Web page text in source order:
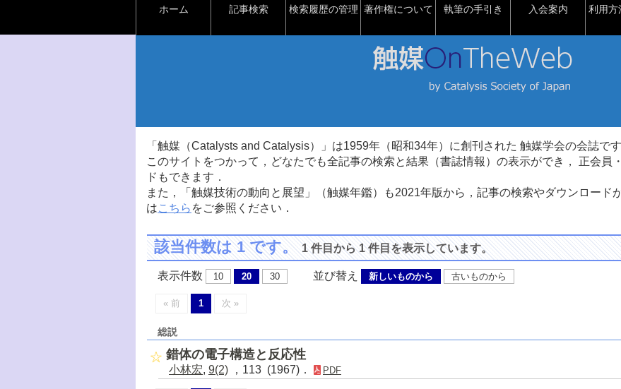
ホーム 記事検索 検索履歴の管理 著作権について 執筆の手引き 入会案内 利用方
「触媒（Catalysts and Catalysis）」は1959年（昭和34年）に創刊された 触媒学会の会誌です
このサイトをつかって，どなたでも全記事の検索と結果（書誌情報）の表示ができ， 正会員
ドもできます．
また，「触媒技術の動向と展望」（触媒年鑑）も2021年版から，記事の検索やダウンロード
はこちら をご参照ください．
該当件数は 1 です。1 件目から 1 件目を表示しています。
表示件数 10 20 30 並び替え 新しいものから 古いものから
« 前 1 次 »
総説
錯体の電子構造と反応性
小林宏, 9(2) ，113 (1967)． PDF